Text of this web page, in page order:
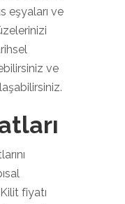
eşyaları ve
ve
fiyatı